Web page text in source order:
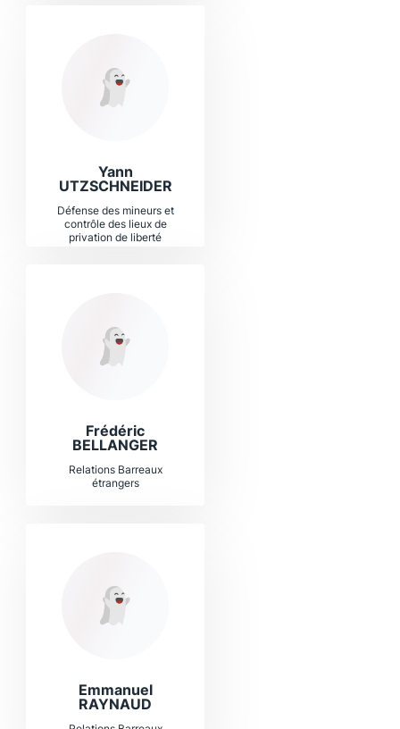
Yann
UTZSCHNEIDER
Défense des mineurs et
contrôle des lieux de
privation de liberté
Frédéric
BELLANGER
Relations Barreaux
étrangers
Emmanuel
RAYNAUD